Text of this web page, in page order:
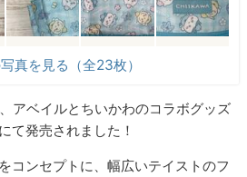
真を見る（全23枚）
アベイルとちいかわのコラボグッズ
て発売されました！
コンセプトに、幅広いテイストのフ